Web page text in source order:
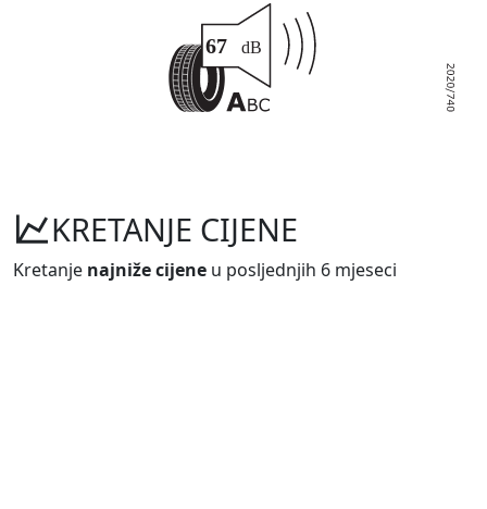
KRETANJE CIJENE
Kretanje najniže cijene u posljednjih 6 mjeseci